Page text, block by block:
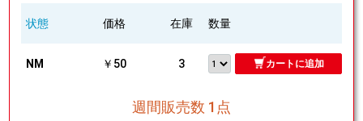
状態 価格 在庫 数量
NM ￥50 3 カートに追加
週間販売数 1点